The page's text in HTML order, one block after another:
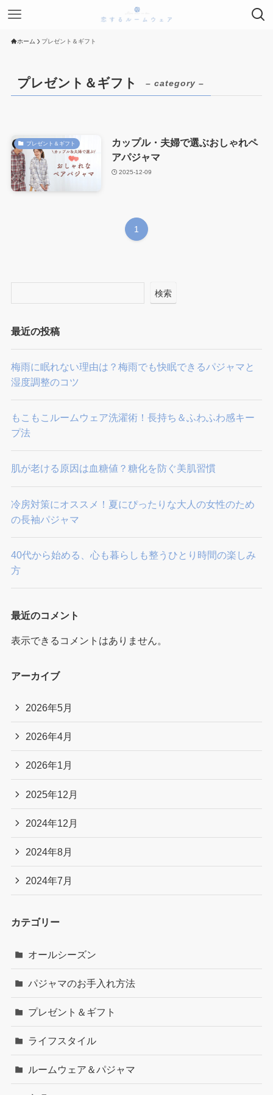
ホーム プレゼント＆ギフト
プレゼント＆ギフト – category –
プレゼント＆ギフト
カップル・夫婦で選ぶおしゃれペ
アパジャマ
2025-12-09
1
検索
最近の投稿
梅雨に眠れない理由は？梅雨でも快眠できるパジャマと
湿度調整のコツ
もこもこルームウェア洗濯術！長持ち＆ふわふわ感キー
プ法
肌が老ける原因は血糖値？糖化を防ぐ美肌習慣
冷房対策にオススメ！夏にぴったりな大人の女性のため
の長袖パジャマ
40代から始める、心も暮らしも整うひとり時間の楽しみ
方
最近のコメント
表示できるコメントはありません。
アーカイブ
2026年5月
2026年4月
2026年1月
2025年12月
2024年12月
2024年8月
2024年7月
カテゴリー
オールシーズン
パジャマのお手入れ方法
プレゼント＆ギフト
ライフスタイル
ルームウェア＆パジャマ